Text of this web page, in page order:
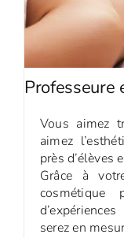
Professeure
Vous aimez
aimez
près d’élèves
Grâce à
serez en